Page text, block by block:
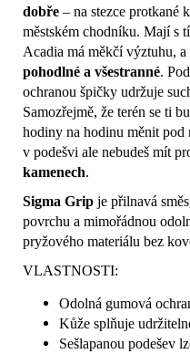
dobře – na stezce protkané
městském chodníku. Mají s
Acadia má měkčí výztuhu,
pohodlné a všestranné.
ochranou špičky udržuje
Samozřejmě, že terén se ti
hodiny na hodinu měnit
v podešvi ale nebudeš mít
kamenech.
Sigma Grip je přilnavá
povrchu a mimořádnou
pryžového materiálu bez
VLASTNOSTI:
Odolná gumová
Kůže splňuje
Sešlapanou podešev